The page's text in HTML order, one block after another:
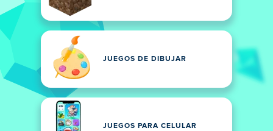
JUEGOS DE DIBUJAR
JUEGOS PARA CELULAR